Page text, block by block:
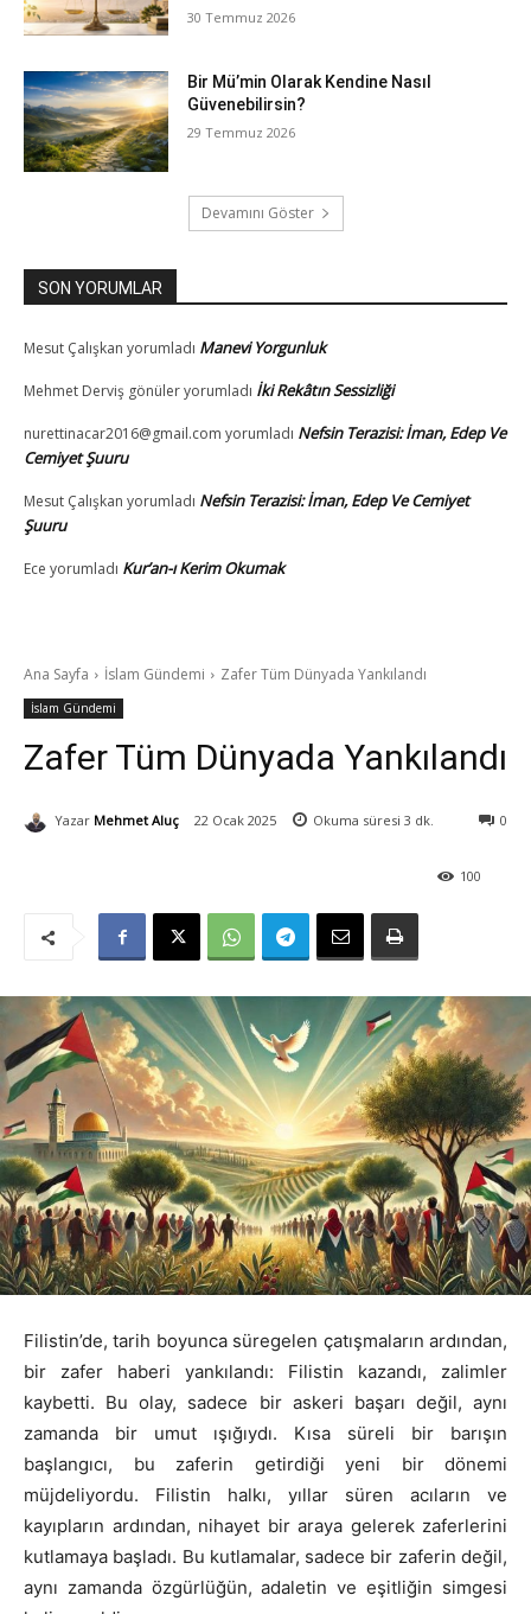
30 Temmuz 2026
Bir Mü’min Olarak Kendine Nasıl
Güvenebilirsin?
29 Temmuz 2026
Devamını Göster
SON YORUMLAR
Mesut Çalışkan yorumladı Manevi Yorgunluk
Mehmet Derviş gönüleryorumladı İki Rekâtın Sessizliği
nurettinacar2016@gmail.com yorumladı Nefsin Terazisi: İman, Edep Ve
Cemiyet Şuuru
Mesut Çalışkan yorumladı Nefsin Terazisi: İman, Edep Ve Cemiyet
Şuuru
Ece yorumladı Kur’an-ı Kerim Okumak